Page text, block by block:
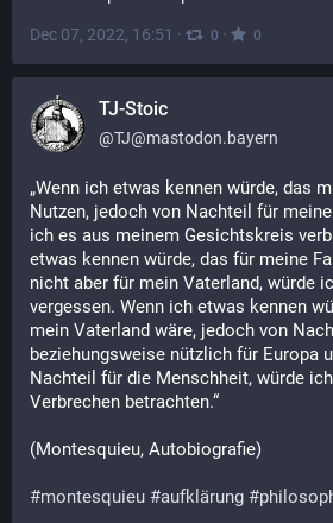
Dec 07, 2022, 16:51 · 0 · 0
TJ-Stoic
@TJ@mastodon.bayern
„Wenn ich etwas kennen würde, das
Nutzen, jedoch von Nachteil für
ich es aus meinem Gesichtskreis
etwas kennen würde, das für meine
nicht aber für mein Vaterland, würde
vergessen. Wenn ich etwas kennen
mein Vaterland wäre, jedoch von
beziehungsweise nützlich für Europa
Nachteil für die Menschheit, würde
Verbrechen betrachten.“
(Montesquieu, Autobiografie)
#montesquieu #aufklärung #